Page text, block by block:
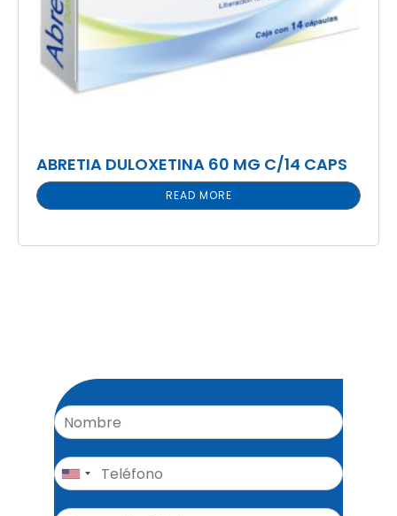
ABRETIA DULOXETINA 60 MG C/14 CAPS
READ MORE